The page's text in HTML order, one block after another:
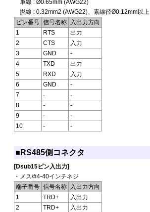
単線 : Ø0.65mm (AWG22)
撚線 : 0.32mm2 (AWG22)、素線径Ø0.12mm以上
ピン番号 信号名称
入出力方向
1
RTS
出力
2
CTS
入力
3
GND
-
4
TXD
出力
5
RXD
入力
6
GND
-
7
-
-
8
-
-
9
-
-
10
- -
■RS485側コネクタ
[Dsub15ピン入出力]
・メス/#4-40インチネジ
端子番号 信号名称
入出力方向
1
TRD+
入出力
2
TRD+
入出力